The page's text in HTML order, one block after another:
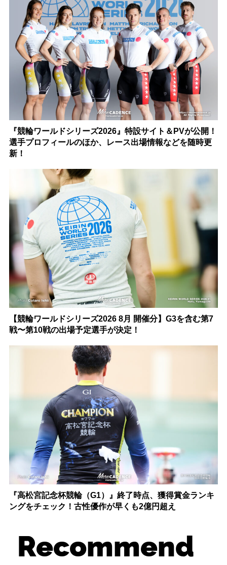
『競輪ワールドシリーズ2026』特設サイト＆PVが公開！
選手プロフィールのほか、レース出場情報などを随時更
新！
【競輪ワールドシリーズ2026 8月 開催分】G3を含む第7
戦〜第10戦の出場予定選手が決定！
『高松宮記念杯競輪（G1）』終了時点、獲得賞金ランキ
ングをチェック！古性優作が早くも2億円超え
Recommend